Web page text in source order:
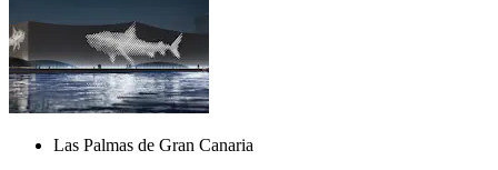
Las Palmas de Gran Canaria